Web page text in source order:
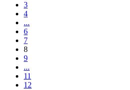
3
4
...
6
7
8
9
...
11
12